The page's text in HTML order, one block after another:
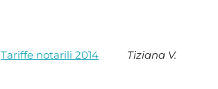
Tariffe notarili 2014 Tiziana V.